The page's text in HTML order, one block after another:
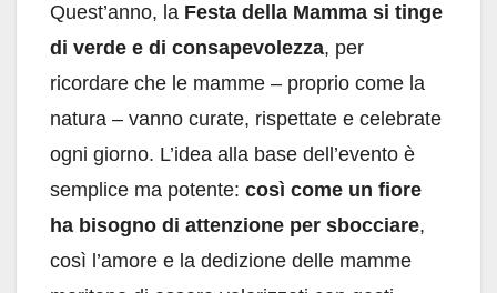
Quest’anno, la Festa della Mamma si tinge
di verde e di consapevolezza, per
ricordare che le mamme – proprio come la
natura – vanno curate, rispettate e celebrate
ogni giorno. L’idea alla base dell’evento è
semplice ma potente: così come un fiore
ha bisogno di attenzione per sbocciare,
così l’amore e la dedizione delle mamme